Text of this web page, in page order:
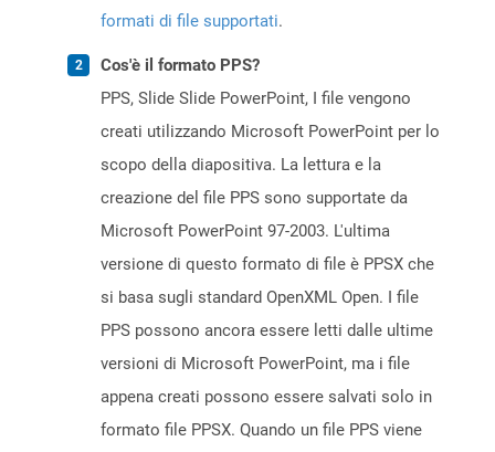
formati di file supportati.
Cos'è il formato PPS?
PPS, Slide Slide PowerPoint, I file vengono
creati utilizzando Microsoft PowerPoint per lo
scopo della diapositiva. La lettura e la
creazione del file PPS sono supportate da
Microsoft PowerPoint 97-2003. L'ultima
versione di questo formato di file è PPSX che
si basa sugli standard OpenXML Open. I file
PPS possono ancora essere letti dalle ultime
versioni di Microsoft PowerPoint, ma i file
appena creati possono essere salvati solo in
formato file PPSX. Quando un file PPS viene